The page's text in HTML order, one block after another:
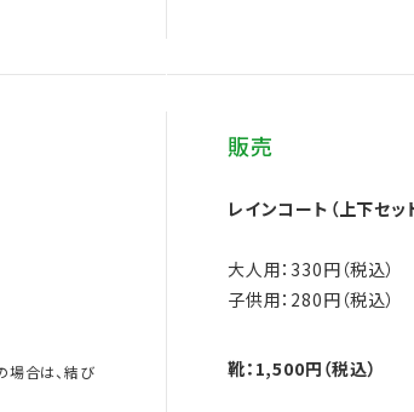
場合は、結び
販売
レインコート（上下セッ
大人用：330円（税込）
子供用：280円（税込）
靴：1,500円（税込）